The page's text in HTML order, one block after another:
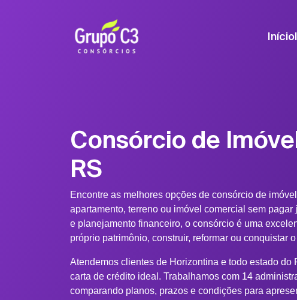
Início
Consórcio de
RS
Encontre as melhores opções de consórcio de
apartamento, terreno ou imóvel comercial sem
e planejamento financeiro, o consórcio é uma
próprio patrimônio, construir, reformar ou conquistar
Atendemos clientes de Horizontina e todo estado
carta de crédito ideal. Trabalhamos com 14
comparando planos, prazos e condições para